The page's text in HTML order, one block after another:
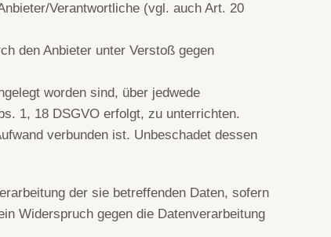
Verantwortliche (vgl. auch Art. 20
den Anbieter unter Verstoß gegen
worden sind, über jedwede
1, 18 DSGVO erfolgt, zu unterrichten.
verbunden ist. Unbeschadet dessen
der sie betreffenden Daten, sofern
Widerspruch gegen die Datenverarbeitung